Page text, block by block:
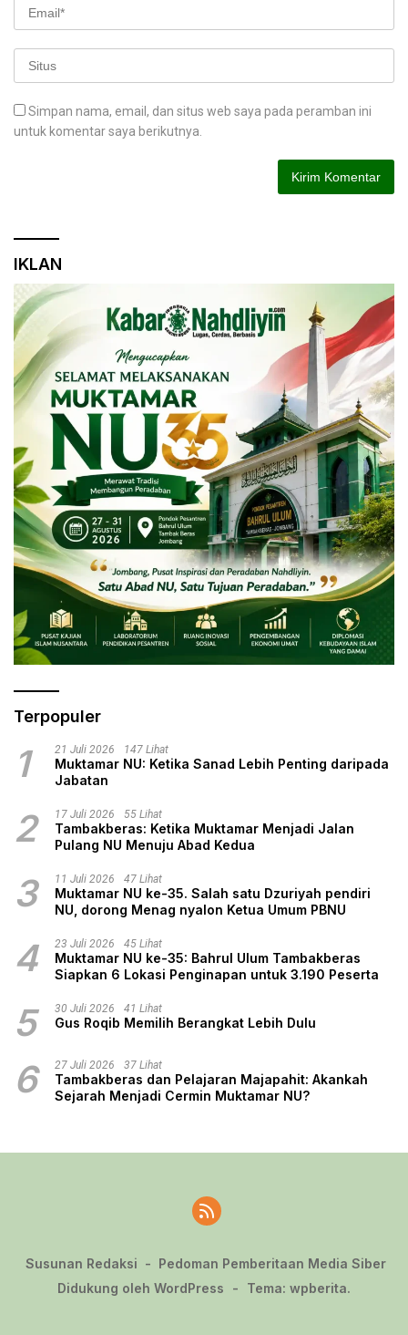
Simpan nama, email, dan situs web saya pada peramban ini
untuk komentar saya berikutnya.
IKLAN
Terpopuler
1 21 Juli 2026 147 Lihat
Muktamar NU: Ketika Sanad Lebih Penting daripada
Jabatan
2 17 Juli 2026 55 Lihat
Tambakberas: Ketika Muktamar Menjadi Jalan
Pulang NU Menuju Abad Kedua
3 11 Juli 2026 47 Lihat
Muktamar NU ke-35. Salah satu Dzuriyah pendiri
NU, dorong Menag nyalon Ketua Umum PBNU
4 23 Juli 2026 45 Lihat
Muktamar NU ke-35: Bahrul Ulum Tambakberas
Siapkan 6 Lokasi Penginapan untuk 3.190 Peserta
5 30 Juli 2026 41 Lihat
Gus Roqib Memilih Berangkat Lebih Dulu
6 27 Juli 2026 37 Lihat
Tambakberas dan Pelajaran Majapahit: Akankah
Sejarah Menjadi Cermin Muktamar NU?
Susunan Redaksi
Pedoman Pemberitaan Media Siber
Didukung oleh WordPress
- Tema: wpberita.